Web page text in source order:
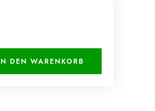
DEN WARENKORB